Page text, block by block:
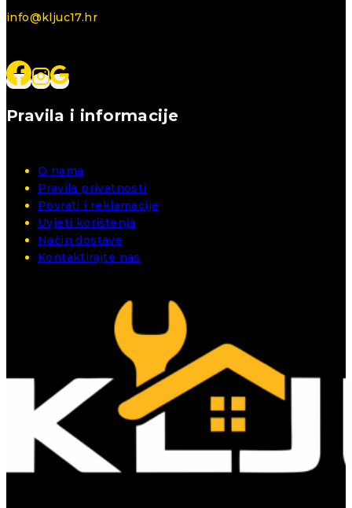
info@kljuc17.hr
Pravila i informacije
O nama
Pravila privatnosti
Povrati i reklamacije
Uvjeti korištenja
Način dostave
Kontaktirajte nas